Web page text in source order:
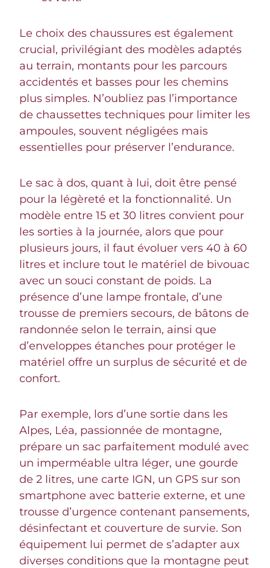
Le choix des chaussures est également
crucial, privilégiant des modèles adaptés
au terrain, montants pour les parcours
accidentés et basses pour les chemins
plus simples. N’oubliez pas l’importance
de chaussettes techniques pour limiter les
ampoules, souvent négligées mais
essentielles pour préserver l’endurance.
Le sac à dos, quant à lui, doit être pensé
pour la légèreté et la fonctionnalité. Un
modèle entre 15 et 30 litres convient pour
les sorties à la journée, alors que pour
plusieurs jours, il faut évoluer vers 40 à 60
litres et inclure tout le matériel de bivouac
avec un souci constant de poids. La
présence d’une lampe frontale, d’une
trousse de premiers secours, de bâtons de
randonnée selon le terrain, ainsi que
d’enveloppes étanches pour protéger le
matériel offre un surplus de sécurité et de
confort.
Par exemple, lors d’une sortie dans les
Alpes, Léa, passionnée de montagne,
prépare un sac parfaitement modulé avec
un imperméable ultra léger, une gourde
de 2 litres, une carte IGN, un GPS sur son
smartphone avec batterie externe, et une
trousse d’urgence contenant pansements,
désinfectant et couverture de survie. Son
équipement lui permet de s’adapter aux
diverses conditions que la montagne peut